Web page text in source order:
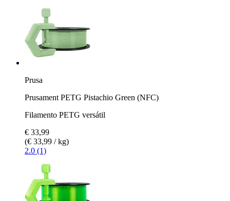
Prusa
Prusament PETG Pistachio Green (NFC)
Filamento PETG versátil
€ 33,99
(€ 33,99 / kg)
2.0 (1)